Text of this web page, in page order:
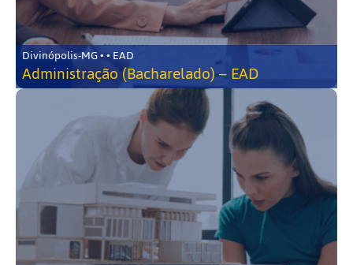
Divinópolis-MG • • EAD
Administração (Bacharelado) – EAD